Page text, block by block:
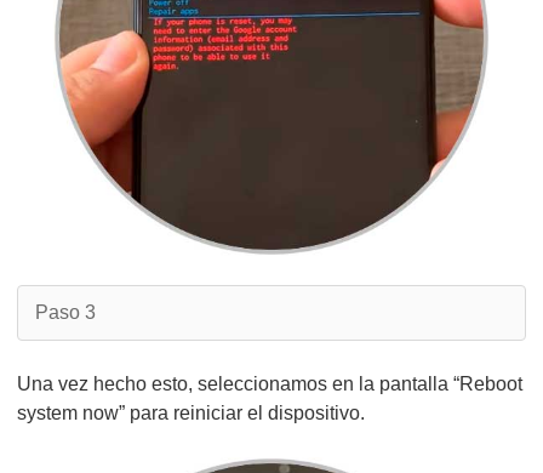
Paso 3
Una vez hecho esto, seleccionamos en la pantalla “Reboot
system now” para reiniciar el dispositivo.